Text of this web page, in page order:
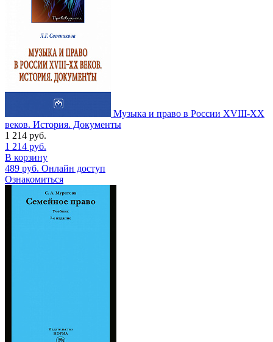
Музыка и право в России XVIII-XX
веков. История. Документы
1 214 руб.
1 214 руб.
В корзину
489 руб. Онлайн доступ
Ознакомиться